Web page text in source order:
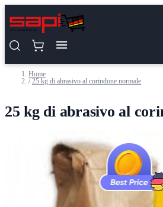
Home
/ 25 kg di abrasivo al corindone normale
25 kg di abrasivo al